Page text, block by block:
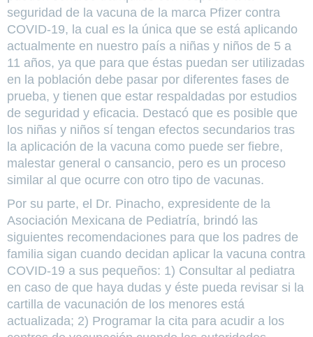
seguridad de la vacuna de la marca Pfizer contra
COVID-19, la cual es la única que se está aplicando
actualmente en nuestro país a niñas y niños de 5 a
11 años, ya que para que éstas puedan ser utilizadas
en la población debe pasar por diferentes fases de
prueba, y tienen que estar respaldadas por estudios
de seguridad y eficacia. Destacó que es posible que
los niñas y niños sí tengan efectos secundarios tras
la aplicación de la vacuna como puede ser fiebre,
malestar general o cansancio, pero es un proceso
similar al que ocurre con otro tipo de vacunas.
Por su parte, el Dr. Pinacho, expresidente de la
Asociación Mexicana de Pediatría, brindó las
siguientes recomendaciones para que los padres de
familia sigan cuando decidan aplicar la vacuna contra
COVID-19 a sus pequeños: 1) Consultar al pediatra
en caso de que haya dudas y éste pueda revisar si la
cartilla de vacunación de los menores está
actualizada; 2) Programar la cita para acudir a los